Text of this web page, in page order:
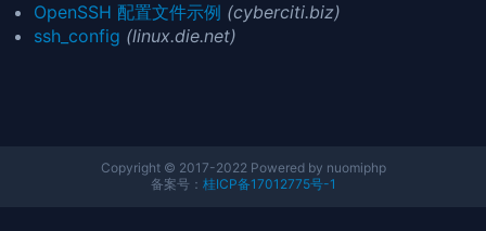
OpenSSH 配置文件示例 (cyberciti.biz)
ssh_config (linux.die.net)
Copyright © 2017-2022 Powered by nuomiphp
备案号： 桂ICP备17012775号-1